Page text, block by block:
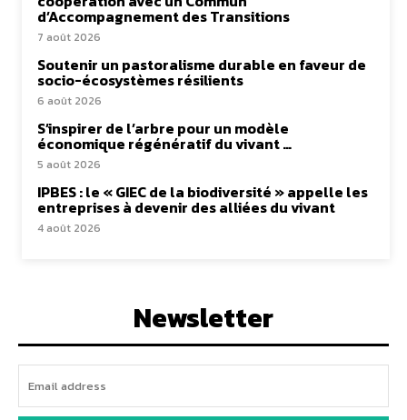
d’Accompagnement des Transitions
7 août 2026
Soutenir un pastoralisme durable en faveur de
socio-écosystèmes résilients
6 août 2026
S’inspirer de l’arbre pour un modèle
économique régénératif du vivant …
5 août 2026
IPBES : le « GIEC de la biodiversité » appelle les
entreprises à devenir des alliées du vivant
4 août 2026
Newsletter